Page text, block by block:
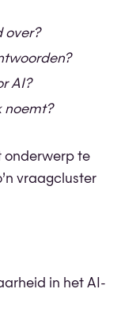
over?
AI?
noemt?
onderwerp te
vraagcluster
in het AI-